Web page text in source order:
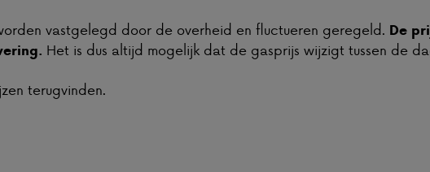
vastgelegd door de overheid en fluctueren geregeld. De
Het is dus altijd mogelijk dat de gasprijs wijzigt tussen de
terugvinden.